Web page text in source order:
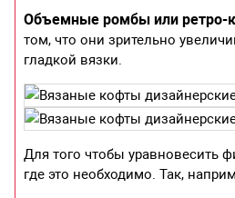
Объемные ромбы или ретро-
том, что они зрительно
гладкой вязки.
Для того чтобы уравновесить
где это необходимо. Так,